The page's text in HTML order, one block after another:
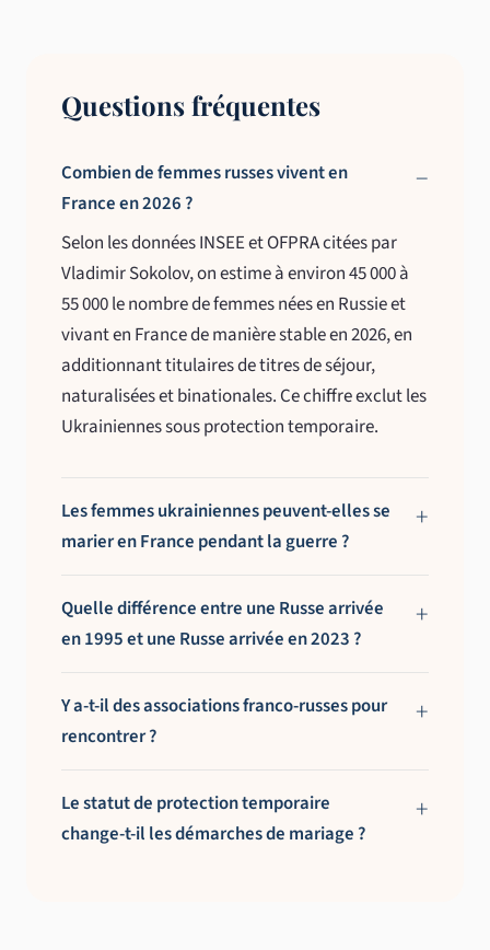
Questions fréquentes
Combien de femmes russes vivent en
France en 2026 ?
Selon les données INSEE et OFPRA citées par
Vladimir Sokolov, on estime à environ 45 000 à
55 000 le nombre de femmes nées en Russie et
vivant en France de manière stable en 2026, en
additionnant titulaires de titres de séjour,
naturalisées et binationales. Ce chiffre exclut les
Ukrainiennes sous protection temporaire.
Les femmes ukrainiennes peuvent-elles se
marier en France pendant la guerre ?
Quelle différence entre une Russe arrivée
en 1995 et une Russe arrivée en 2023 ?
Y a-t-il des associations franco-russes pour
rencontrer ?
Le statut de protection temporaire
change-t-il les démarches de mariage ?